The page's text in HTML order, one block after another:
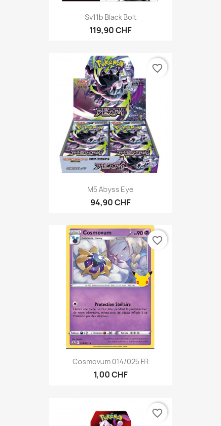
Sv11b Black Bolt
119,90 CHF
M5 Abyss Eye
94,90 CHF
favorite_border
Cosmovum 014/025 FR
1,00 CHF
favorite_border
favorite_border